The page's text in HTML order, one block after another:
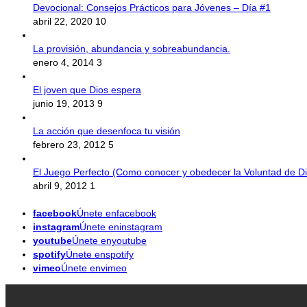
Devocional: Consejos Prácticos para Jóvenes – Día #1
abril 22, 2020 10
La provisión, abundancia y sobreabundancia.
enero 4, 2014 3
El joven que Dios espera
junio 19, 2013 9
La acción que desenfoca tu visión
febrero 23, 2012 5
El Juego Perfecto (Como conocer y obedecer la Voluntad de
abril 9, 2012 1
facebookÚnete enfacebook
instagramÚnete eninstagram
youtubeÚnete enyoutube
spotifyÚnete enspotify
vimeoÚnete envimeo